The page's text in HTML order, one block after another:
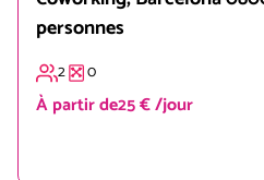
personnes
2 0
À partir de25 € /jour